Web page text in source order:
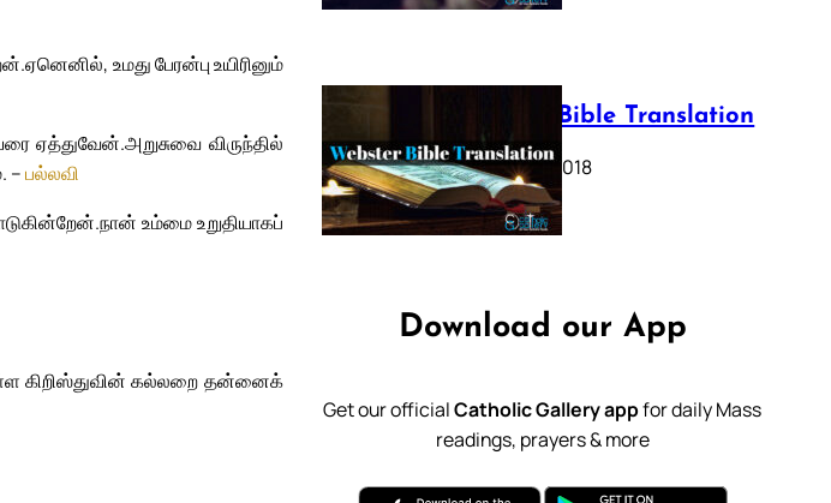
ஏனெனில், உமது பேரன்பு உயிரினும்
ஏத்துவேன்.அறுசுவை விருந்தில்
–பல்லவி
நான் உம்மை உறுதியாகப்
கிறிஸ்துவின் கல்லறை தன்னைக்
Webster Bible Translation
October 11, 2018
Download our App
Get our officialCatholic Gallery appfor daily Mass
readings, prayers & more